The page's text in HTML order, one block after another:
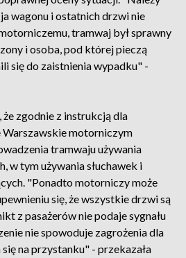
wagonu i ostatnich drzwi nie
tramwaj był sprawny
i osoba, pod której pieczą
się do zaistnienia wypadku" -
zgodnie z instrukcją dla
motorniczym
tramwaju używania
w tym używania słuchawek i
"Ponadto motorniczy może
się, że wszystkie drzwi są
z pasażerów nie podaje sygnału
nie spowoduje zagrożenia dla
na przystanku" - przekazała